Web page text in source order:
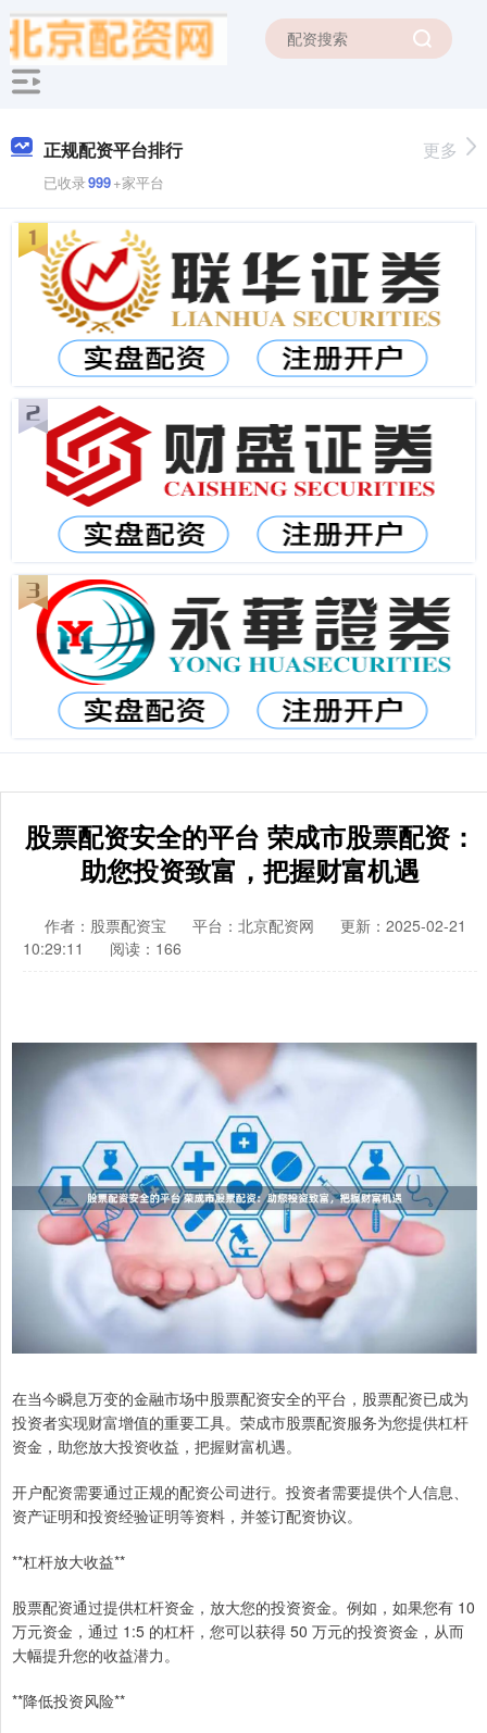
正规配资平台排行
已收录999+家平台
更多
股票配资安全的平台 荣成市股票配资：
助您投资致富，把握财富机遇
作者：股票配资宝 平台：北京配资网
更新：2025-02-21
10:29:11
阅读：166
在当今瞬息万变的金融市场中股票配资安全的平台，股票配资已成为
投资者实现财富增值的重要工具。荣成市股票配资服务为您提供杠杆
资金，助您放大投资收益，把握财富机遇。
开户配资需要通过正规的配资公司进行。投资者需要提供个人信息、
资产证明和投资经验证明等资料，并签订配资协议。
**杠杆放大收益**
股票配资通过提供杠杆资金，放大您的投资资金。例如，如果您有 10
万元资金，通过 1:5 的杠杆，您可以获得 50 万元的投资资金，从而
大幅提升您的收益潜力。
**降低投资风险**